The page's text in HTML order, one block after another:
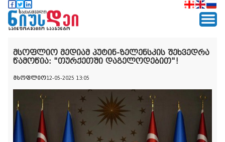
მსოფლიო მედიამ პუტინ-ზელენსკის შეხვედრა
წამოწია: "თურქეთში დაგელოდებით"!
მსოფლიო12-05-2025 13:05